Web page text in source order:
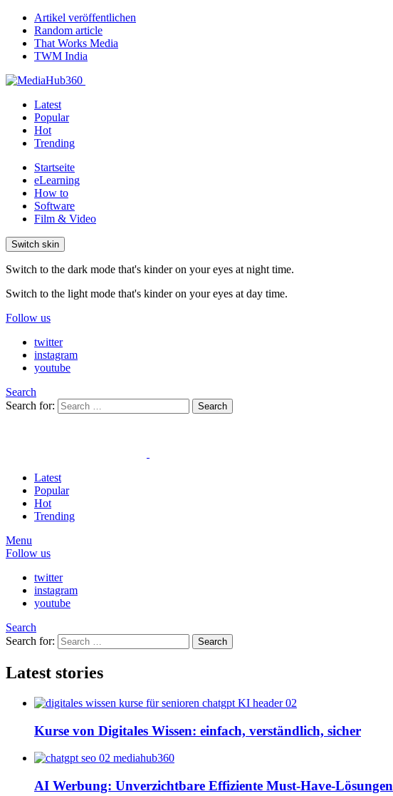
Artikel veröffentlichen
Random article
That Works Media
TWM India
Latest
Popular
Hot
Trending
Startseite
eLearning
How to
Software
Film & Video
Switch skin
Switch to the dark mode that's kinder on your eyes at night time.
Switch to the light mode that's kinder on your eyes at day time.
Follow us
twitter
instagram
youtube
Search
Search for:
Search
Latest
Popular
Hot
Trending
Menu
Follow us
twitter
instagram
youtube
Search
Search for:
Search
Latest stories
Kurse von Digitales Wissen: einfach, verständlich, sicher
AI Werbung: Unverzichtbare Effiziente Must-Have-Lösungen